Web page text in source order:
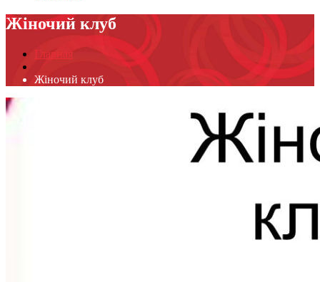
Жіночий клуб
Главная
Жіночий клуб